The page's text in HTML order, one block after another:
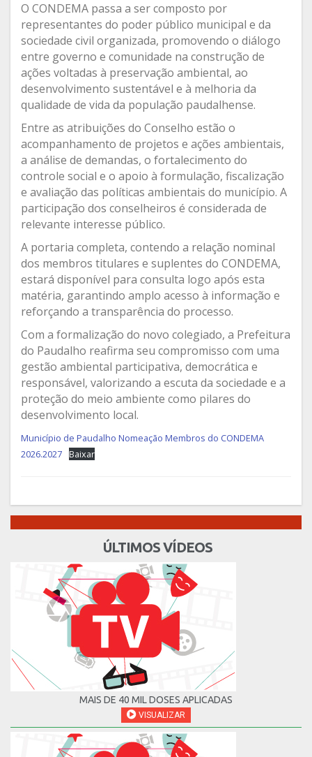
O CONDEMA passa a ser composto por
representantes do poder público municipal e da
sociedade civil organizada, promovendo o diálogo
entre governo e comunidade na construção de
ações voltadas à preservação ambiental, ao
desenvolvimento sustentável e à melhoria da
qualidade de vida da população paudalhense.
Entre as atribuições do Conselho estão o
acompanhamento de projetos e ações ambientais,
a análise de demandas, o fortalecimento do
controle social e o apoio à formulação, fiscalização
e avaliação das políticas ambientais do município. A
participação dos conselheiros é considerada de
relevante interesse público.
A portaria completa, contendo a relação nominal
dos membros titulares e suplentes do CONDEMA,
estará disponível para consulta logo após esta
matéria, garantindo amplo acesso à informação e
reforçando a transparência do processo.
Com a formalização do novo colegiado, a Prefeitura
do Paudalho reafirma seu compromisso com uma
gestão ambiental participativa, democrática e
responsável, valorizando a escuta da sociedade e a
proteção do meio ambiente como pilares do
desenvolvimento local.
Município de Paudalho Nomeação Membros do CONDEMA
2026.2027 Baixar
ÚLTIMOS VÍDEOS
MAIS DE 40 MIL DOSES APLICADAS
VISUALIZAR